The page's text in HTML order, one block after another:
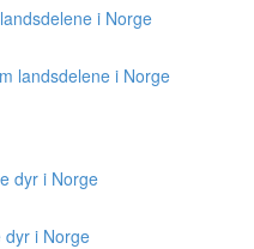
i Norge
landsdelene i Norge
dyr i Norge
dyr i Norge